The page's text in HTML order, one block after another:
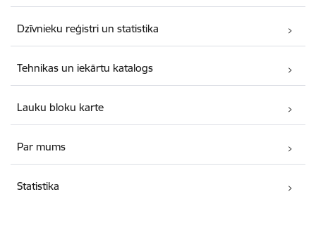
Dzīvnieku reģistri un statistika
Tehnikas un iekārtu katalogs
Lauku bloku karte
Par mums
Statistika